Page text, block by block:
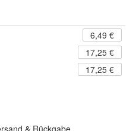
6,49 €
17,25 €
17,25 €
& Rückgabe